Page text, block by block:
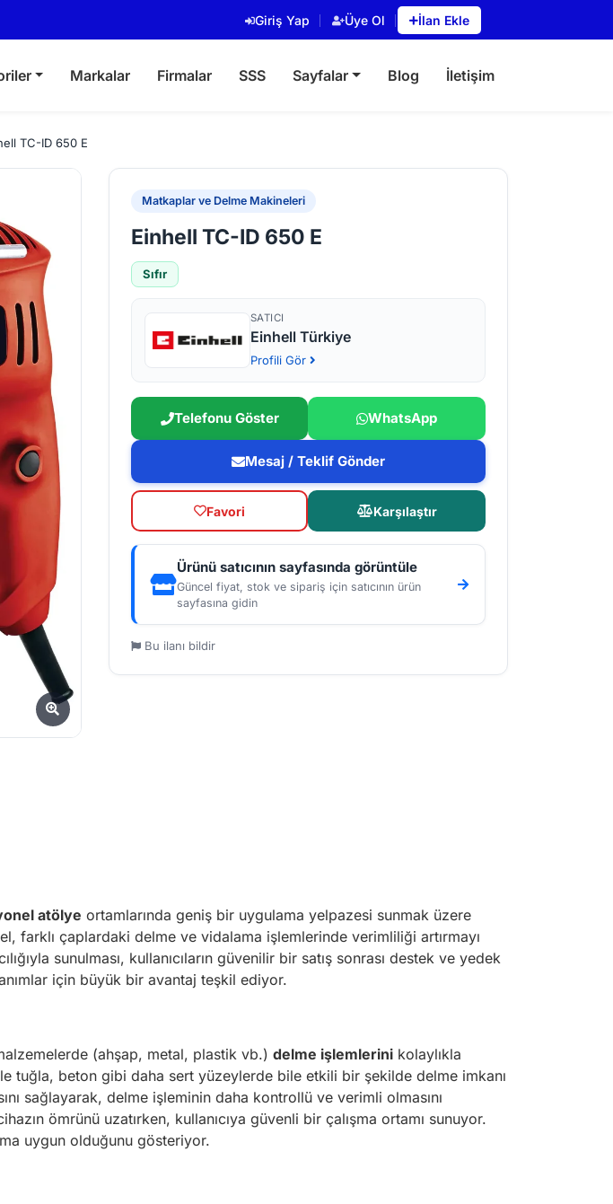
Giriş Yap Üye Ol İlan Ekle
Markalar Firmalar SSS Sayfalar Blog İletişim
TC-ID 650 E
Matkaplar ve Delme Makineleri
Einhell TC-ID 650 E
Sıfır
SATICI
Einhell Türkiye
Profili Gör
Telefonu Göster WhatsApp
Mesaj / Teklif Gönder
Favori Karşılaştır
Ürünü satıcının sayfasında görüntüle
Güncel fiyat, stok ve sipariş için satıcının ürün
sayfasına gidin
Bu ilanı bildir
atölye ortamlarında geniş bir uygulama yelpazesi sunmak üzere
farklı çaplardaki delme ve vidalama işlemlerinde verimliliği artırmayı
sunulması, kullanıcıların güvenilir bir satış sonrası destek ve yedek
için büyük bir avantaj teşkil ediyor.
(ahşap, metal, plastik vb.) delme işlemlerini kolaylıkla
tuğla, beton gibi daha sert yüzeylerde bile etkili bir şekilde delme imkanı
sağlayarak, delme işleminin daha kontrollü ve verimli olmasını
ömrünü uzatırken, kullanıcıya güvenli bir çalışma ortamı sunuyor.
uygun olduğunu gösteriyor.